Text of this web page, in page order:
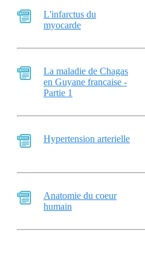
L'infarctus du
myocarde
La maladie de Chagas
en Guyane francaise -
Partie 1
Hypertension arterielle
Anatomie du coeur
humain